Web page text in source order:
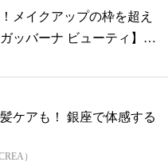
メイクアップの枠を超え
ッバーナ ビューティ】の
ケアも！ 銀座で体感する
）